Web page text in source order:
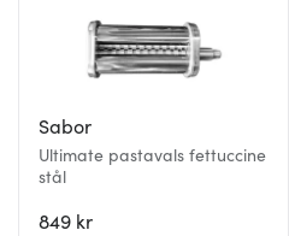
Sabor
Ultimate pastavals fettuccine
stål
849 kr